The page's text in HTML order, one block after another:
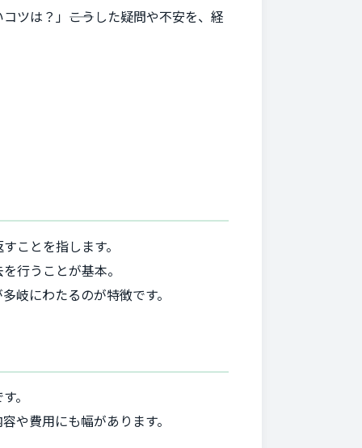
は？」――こうした疑問や不安を、経
ことを指します。
行うことが基本。
岐にわたるのが特徴です。
。
や費用にも幅があります。